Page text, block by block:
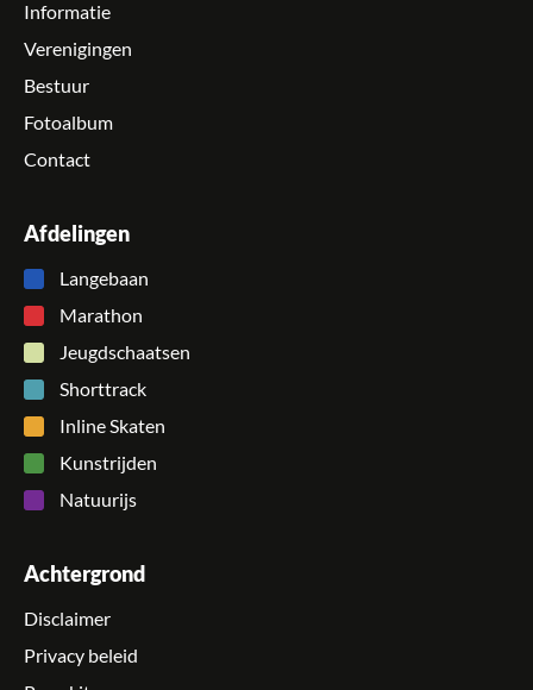
Informatie
Verenigingen
Bestuur
Fotoalbum
Contact
Afdelingen
Langebaan
Marathon
Jeugdschaatsen
Shorttrack
Inline Skaten
Kunstrijden
Natuurijs
Achtergrond
Disclaimer
Privacy beleid